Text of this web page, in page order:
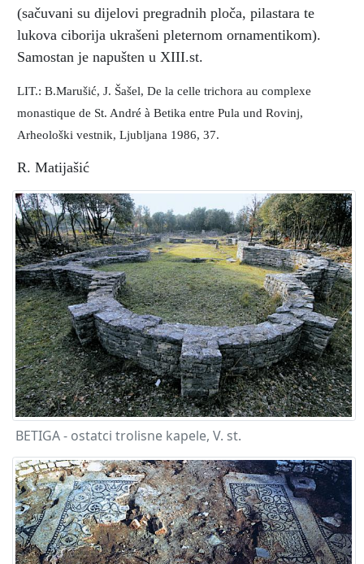
(sačuvani su dijelovi pregradnih ploča, pilastara te
lukova ciborija ukrašeni pleternom ornamentikom).
Samostan je napušten u XIII.st.
LIT.: B.Marušić, J. Šašel, De la celle trichora au complexe
monastique de St. André à Betika entre Pula und Rovinj,
Arheološki vestnik, Ljubljana 1986, 37.
R. Matijašić
BETIGA - ostatci trolisne kapele, V. st.